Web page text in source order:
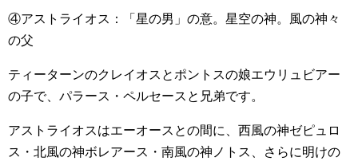
④アストライオス：「星の男」の意。星空の神。風の神々
の父
ティーターンのクレイオスとポントスの娘エウリュビアー
の子で、パラース・ペルセースと兄弟です。
アストライオスはエーオースとの間に、西風の神ゼピュロ
ス・北風の神ボレアース・南風の神ノトス、さらに明けの